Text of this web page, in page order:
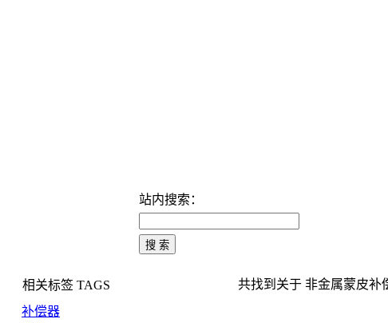
站内搜索：
相关标签 TAGS
补偿器
共找到关于 非金属蒙皮补